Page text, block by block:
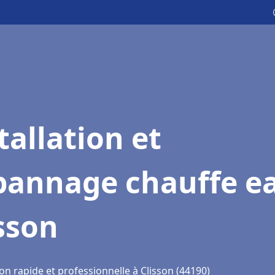
et
chauffe
rapide et professionnelle à Clisson (44190)